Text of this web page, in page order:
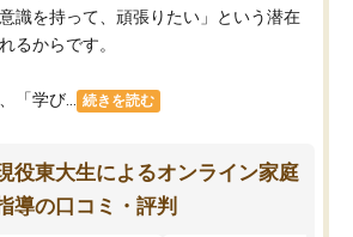
識を持って、頑張りたい」という潜在
るからです。
「学び... 続きを読む
役東大生によるオンライン家庭
導の口コミ・評判